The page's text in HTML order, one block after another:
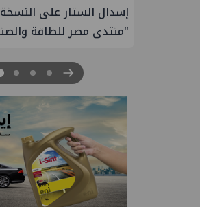
إسدال الستار على النسخة الثانية من
"منتدى مصر للطاقة والصناعة 2026" بنجاح